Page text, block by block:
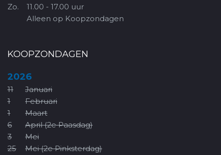
Zo.
11.00 - 17.00 uur
Alleen op Koopzondagen
KOOPZONDAGEN
2026
11
Januari
1
Februari
1
Maart
6
April (2e Paasdag)
3
Mei
25
Mei (2e Pinksterdag)